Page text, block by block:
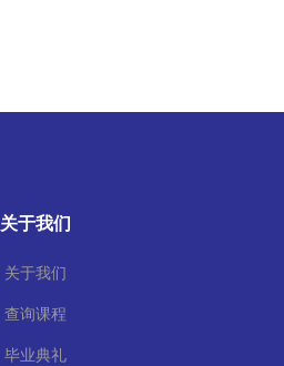
关于我们
关于我们
查询课程
毕业典礼